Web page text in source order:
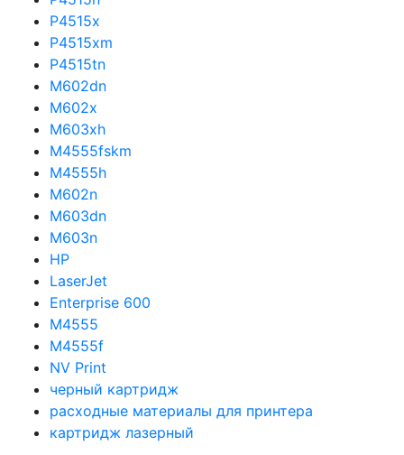
P4515x
P4515xm
P4515tn
M602dn
M602x
M603xh
M4555fskm
M4555h
M602n
M603dn
M603n
HP
LaserJet
Enterprise 600
M4555
M4555f
NV Print
черный картридж
расходные материалы для принтера
картридж лазерный